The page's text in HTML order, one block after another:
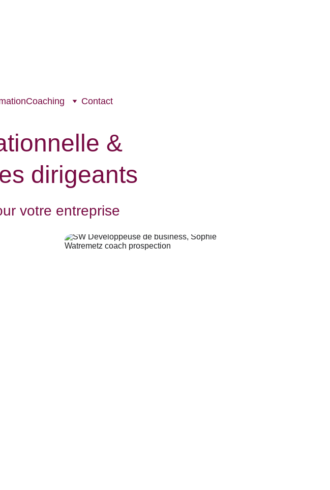
Coaching Contact
votre entreprise
&
dirigeants